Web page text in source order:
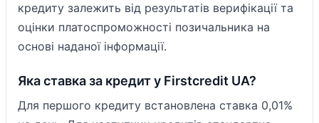
кредиту залежить від результатів верифікації та
оцінки платоспроможності позичальника на
основі наданої інформації.
Яка ставка за кредит у Firstcredit UA?
Для першого кредиту встановлена ставка 0,01%